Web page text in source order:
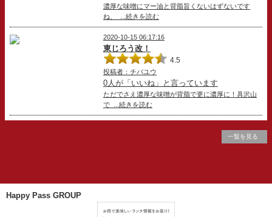
濃厚な味噌にマー油と背脂旨くないはずないです
ね、 ...続きを読む
2020-10-15 06:17:16
東じろう改！
4.5
投稿者：チバユウ
0人が「いいね」と言っています
ただでさえ濃厚な味噌が背脂で更に濃厚に！具沢山
で ...続きを読む
一覧を見る
Happy Pass GROUP